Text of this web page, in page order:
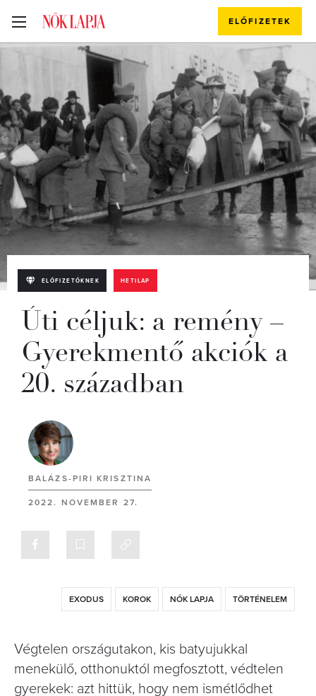
ELŐFIZETEK
ELŐFIZETŐKNEK HETILAP
Úti céljuk: a remény –
Gyerekmentő akciók a
20. században
BALÁZS-PIRI KRISZTINA
2022. NOVEMBER 27.
EXODUS KOROK NŐK LAPJA TÖRTÉNELEM
Végtelen országutakon, kis batyujukkal
menekülő, otthonuktól megfosztott, védtelen
gyerekek: azt hittük, hogy nem ismétlődhet